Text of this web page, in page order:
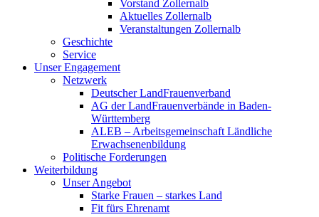
Vorstand Zollernalb
Aktuelles Zollernalb
Veranstaltungen Zollernalb
Geschichte
Service
Unser Engagement
Netzwerk
Deutscher LandFrauenverband
AG der LandFrauenverbände in Baden-
Württemberg
ALEB – Arbeitsgemeinschaft Ländliche
Erwachsenenbildung
Politische Forderungen
Weiterbildung
Unser Angebot
Starke Frauen – starkes Land
Fit fürs Ehrenamt